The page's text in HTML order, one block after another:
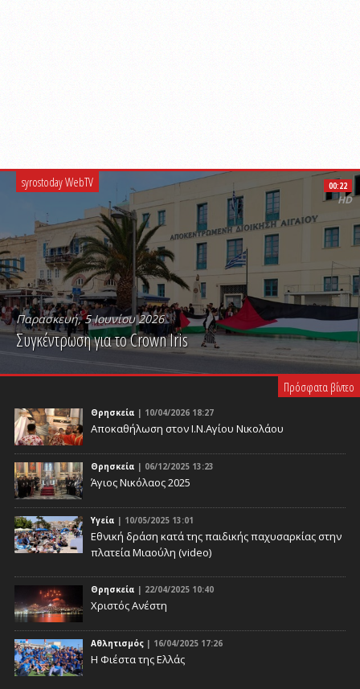
syrostoday WebTV
Παρασκευή, 5 Ιουνίου 2026
Συγκέντρωση για το Crown Iris
PLAY VIDEO
00:22
HD
Πρόσφατα βίντεο
Θρησκεία | 10/04/2026 18:27
Αποκαθήλωση στον Ι.Ν.Αγίου Νικολάου
Θρησκεία | 06/12/2025 13:23
Άγιος Νικόλαος 2025
Υγεία | 10/05/2025 13:01
Eθνική δράση κατά της παιδικής παχυσαρκίας στην
πλατεία Μιαούλη (video)
Θρησκεία | 22/04/2025 10:40
Χριστός Ανέστη
Αθλητισμός | 16/04/2025 17:26
Η Φιέστα της Ελλάς